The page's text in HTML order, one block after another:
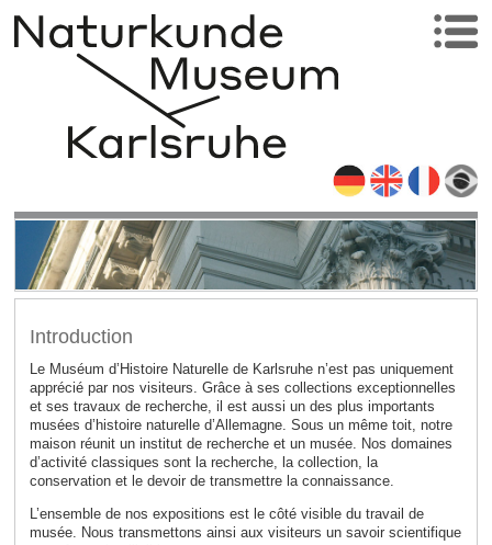
Introduction
Le Muséum d’Histoire Naturelle de Karlsruhe n’est pas uniquement
apprécié par nos visiteurs. Grâce à ses collections exceptionnelles
et ses travaux de recherche, il est aussi un des plus importants
musées d’histoire naturelle d’Allemagne. Sous un même toit, notre
maison réunit un institut de recherche et un musée. Nos domaines
d’activité classiques sont la recherche, la collection, la
conservation et le devoir de transmettre la connaissance.
L’ensemble de nos expositions est le côté visible du travail de
musée. Nous transmettons ainsi aux visiteurs un savoir scientifique